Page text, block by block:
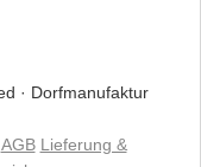
· Dorfmanufaktur
AGB Lieferung &